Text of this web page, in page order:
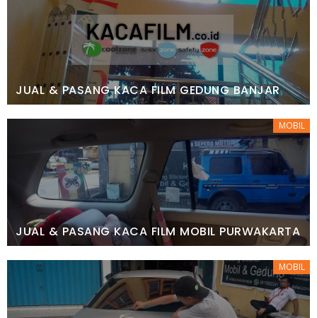
JUAL & PASANG KACA FILM GEDUNG BANJAR
MOBIL
JUAL & PASANG KACA FILM MOBIL PURWAKARTA
MOBIL